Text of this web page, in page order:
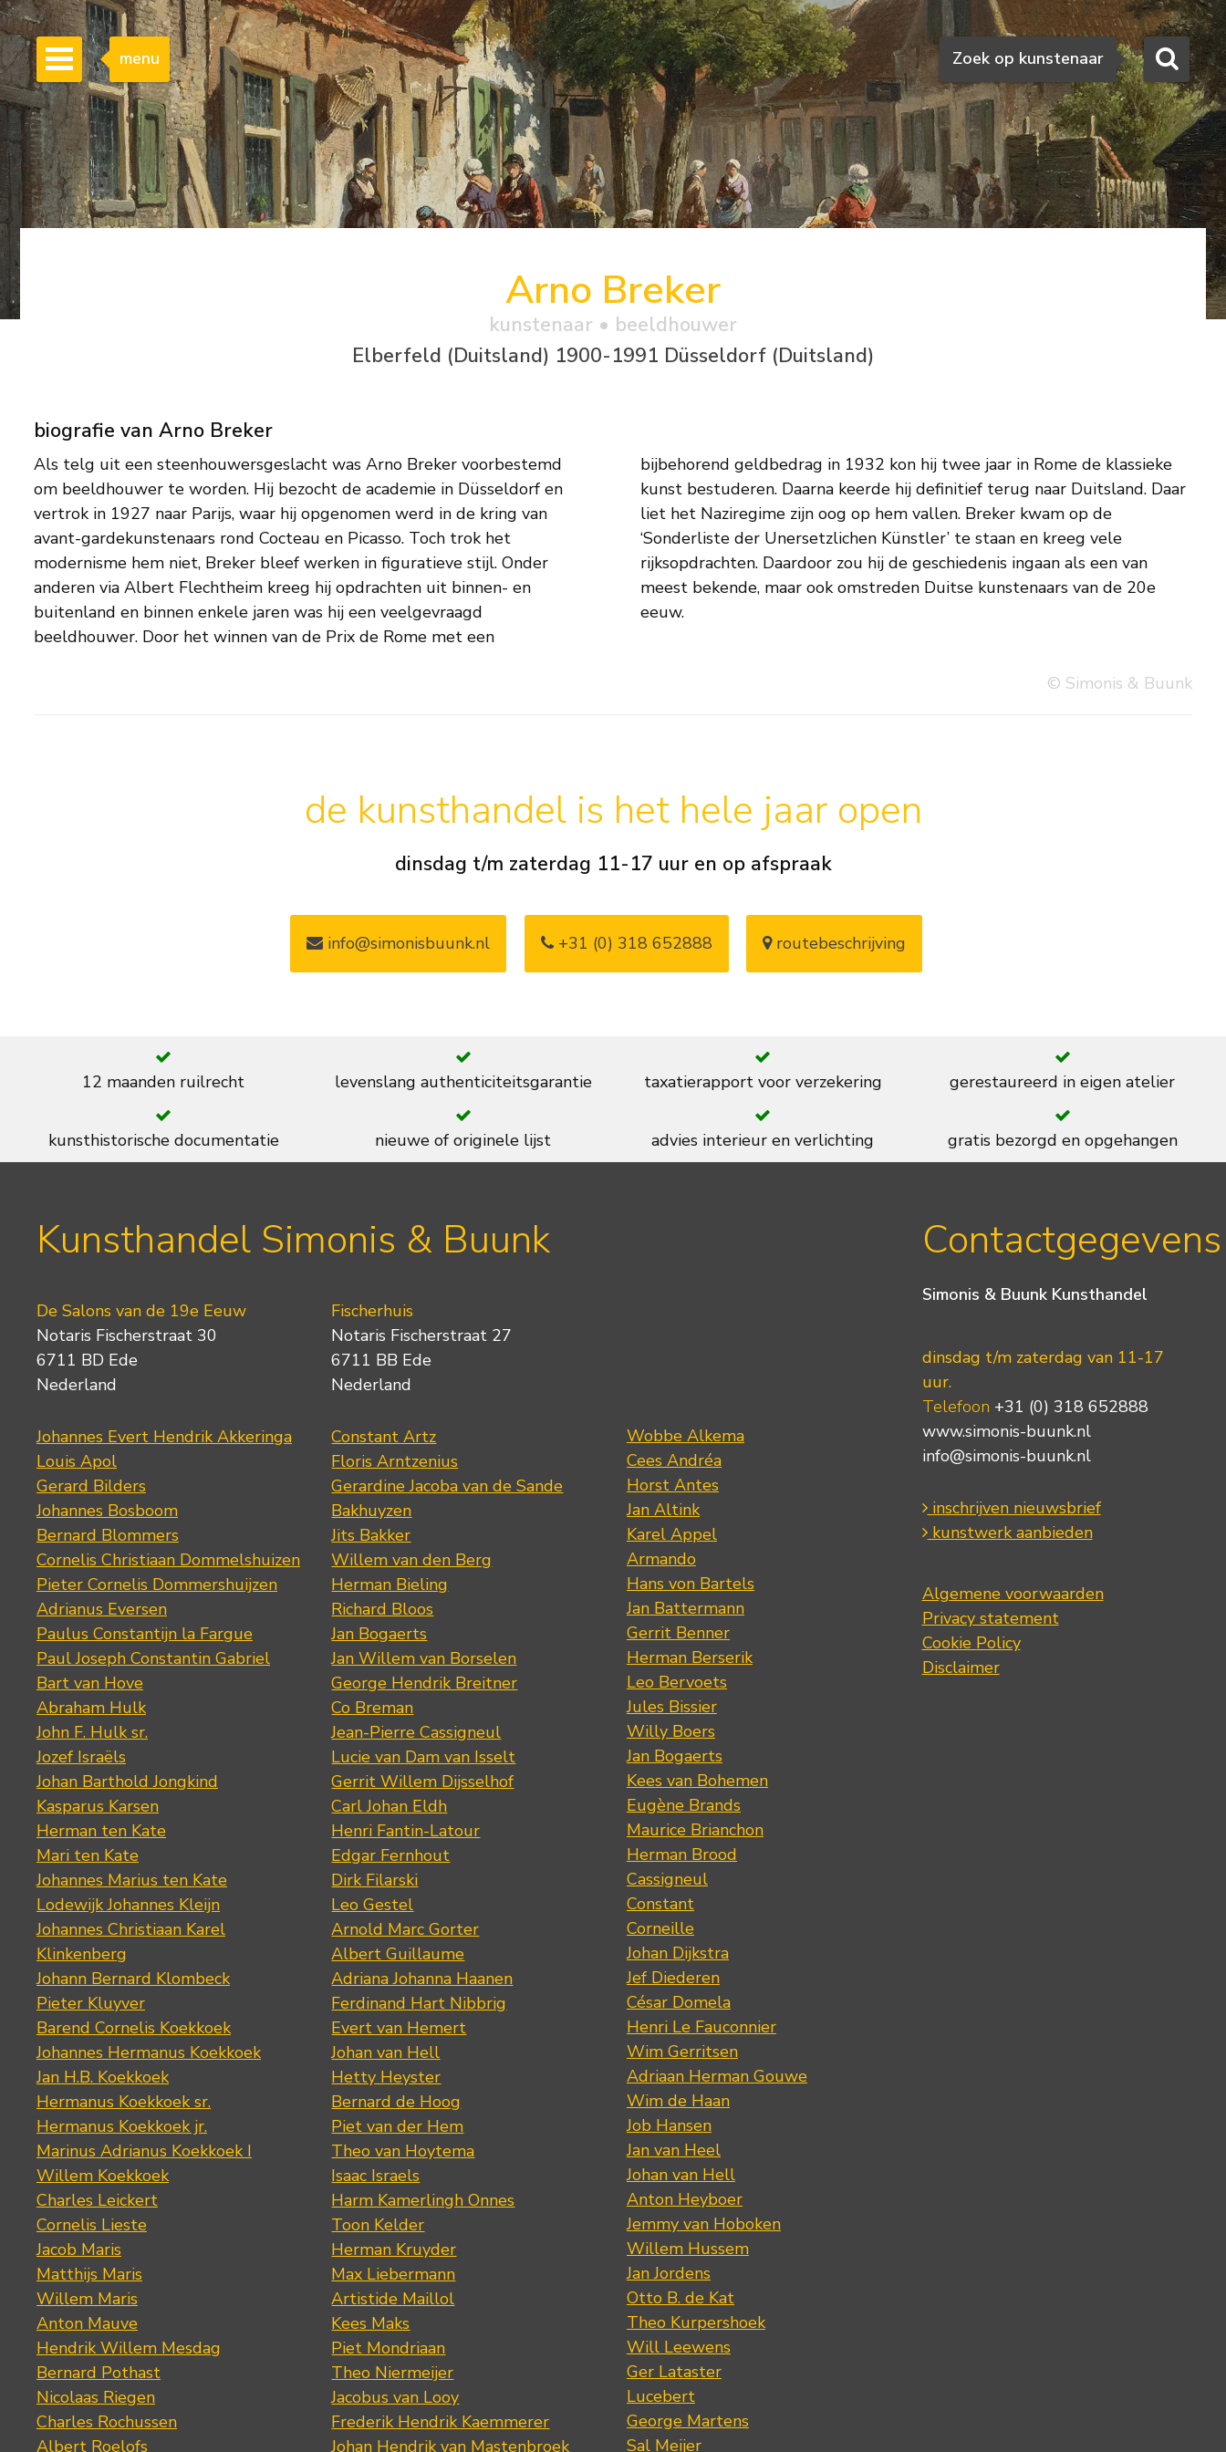
Zoeken
Zoek op kunstenaar
menu
Arno Breker
kunstenaar • beeldhouwer
Elberfeld (Duitsland) 1900-1991 Düsseldorf (Duitsland)
biografie van Arno Breker
Als telg uit een steenhouwersgeslacht was Arno Breker voorbestemd
om beeldhouwer te worden. Hij bezocht de academie in Düsseldorf en
vertrok in 1927 naar Parijs, waar hij opgenomen werd in de kring van
avant-gardekunstenaars rond Cocteau en Picasso. Toch trok het
modernisme hem niet, Breker bleef werken in figuratieve stijl. Onder
anderen via Albert Flechtheim kreeg hij opdrachten uit binnen- en
buitenland en binnen enkele jaren was hij een veelgevraagd
beeldhouwer. Door het winnen van de Prix de Rome met een
bijbehorend geldbedrag in 1932 kon hij twee jaar in Rome de klassieke
kunst bestuderen. Daarna keerde hij definitief terug naar Duitsland. Daar
liet het Naziregime zijn oog op hem vallen. Breker kwam op de
‘Sonderliste der Unersetzlichen Künstler’ te staan en kreeg vele
rijksopdrachten. Daardoor zou hij de geschiedenis ingaan als een van
meest bekende, maar ook omstreden Duitse kunstenaars van de 20e
eeuw.
© Simonis & Buunk
de kunsthandel is het hele jaar open
dinsdag t/m zaterdag 11-17 uur en op afspraak
info@simonisbuunk.nl +31 (0) 318 652888 routebeschrijving
12 maanden ruilrecht levenslang authenticiteitsgarantie taxatierapport voor verzekering gerestaureerd in eigen atelier
kunsthistorische documentatie nieuwe of originele lijst advies interieur en verlichting gratis bezorgd en opgehangen
Kunsthandel Simonis & Buunk
De Salons van de 19e Eeuw
Notaris Fischerstraat 30
6711 BD Ede
Nederland
Johannes Evert Hendrik Akkeringa
Louis Apol
Gerard Bilders
Johannes Bosboom
Bernard Blommers
Cornelis Christiaan Dommelshuizen
Pieter Cornelis Dommershuijzen
Adrianus Eversen
Paulus Constantijn la Fargue
Paul Joseph Constantin Gabriel
Bart van Hove
Abraham Hulk
John F. Hulk sr.
Jozef Israëls
Johan Barthold Jongkind
Kasparus Karsen
Herman ten Kate
Mari ten Kate
Johannes Marius ten Kate
Lodewijk Johannes Kleijn
Johannes Christiaan Karel
Klinkenberg
Johann Bernard Klombeck
Pieter Kluyver
Barend Cornelis Koekkoek
Johannes Hermanus Koekkoek
Jan H.B. Koekkoek
Hermanus Koekkoek sr.
Hermanus Koekkoek jr.
Marinus Adrianus Koekkoek I
Willem Koekkoek
Charles Leickert
Cornelis Lieste
Jacob Maris
Matthijs Maris
Willem Maris
Anton Mauve
Hendrik Willem Mesdag
Bernard Pothast
Nicolaas Riegen
Charles Rochussen
Albert Roelofs
Fischerhuis
Notaris Fischerstraat 27
6711 BB Ede
Nederland
Constant Artz
Floris Arntzenius
Gerardine Jacoba van de Sande
Bakhuyzen
Jits Bakker
Willem van den Berg
Herman Bieling
Richard Bloos
Jan Bogaerts
Jan Willem van Borselen
George Hendrik Breitner
Co Breman
Jean-Pierre Cassigneul
Lucie van Dam van Isselt
Gerrit Willem Dijsselhof
Carl Johan Eldh
Henri Fantin-Latour
Edgar Fernhout
Dirk Filarski
Leo Gestel
Arnold Marc Gorter
Albert Guillaume
Adriana Johanna Haanen
Ferdinand Hart Nibbrig
Evert van Hemert
Johan van Hell
Hetty Heyster
Bernard de Hoog
Piet van der Hem
Theo van Hoytema
Isaac Israels
Harm Kamerlingh Onnes
Toon Kelder
Herman Kruyder
Max Liebermann
Artistide Maillol
Kees Maks
Piet Mondriaan
Theo Niermeijer
Jacobus van Looy
Frederik Hendrik Kaemmerer
Johan Hendrik van Mastenbroek
Wobbe Alkema
Cees Andréa
Horst Antes
Jan Altink
Karel Appel
Armando
Hans von Bartels
Jan Battermann
Gerrit Benner
Herman Berserik
Leo Bervoets
Jules Bissier
Willy Boers
Jan Bogaerts
Kees van Bohemen
Eugène Brands
Maurice Brianchon
Herman Brood
Cassigneul
Constant
Corneille
Johan Dijkstra
Jef Diederen
César Domela
Henri Le Fauconnier
Wim Gerritsen
Adriaan Herman Gouwe
Wim de Haan
Job Hansen
Jan van Heel
Johan van Hell
Anton Heyboer
Jemmy van Hoboken
Willem Hussem
Jan Jordens
Otto B. de Kat
Theo Kurpershoek
Will Leewens
Ger Lataster
Lucebert
George Martens
Sal Meijer
Contactgegevens
Simonis & Buunk Kunsthandel
dinsdag t/m zaterdag van 11-17
uur.
Telefoon +31 (0) 318 652888
www.simonis-buunk.nl
info@simonis-buunk.nl
inschrijven nieuwsbrief
kunstwerk aanbieden
Algemene voorwaarden
Privacy statement
Cookie Policy
Disclaimer